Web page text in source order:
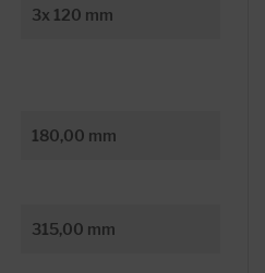
3x 120 mm
180,00 mm
315,00 mm